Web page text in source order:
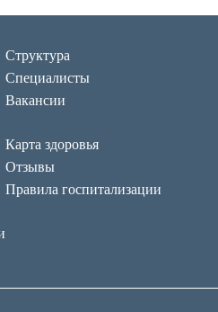
Структура
Специалисты
Вакансии
Карта здоровья
Отзывы
Правила госпитализации